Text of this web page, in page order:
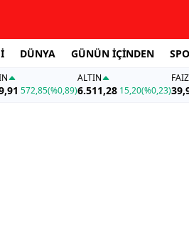
DÜNYA GÜNÜN İÇİNDEN
572,85(%0,89)
ALTIN
6.511,28 15,20(%0,23)
FAİZ